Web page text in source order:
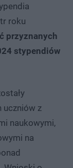
roku
przyznanych
stypendiów
uczniów z
naukowymi,
na